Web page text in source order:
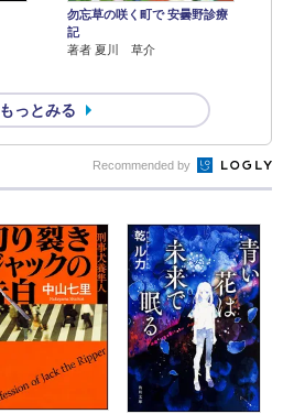
勿忘草の咲く町で 安曇野診療
記
著者 夏川 草介
もっとみる
Recommended by